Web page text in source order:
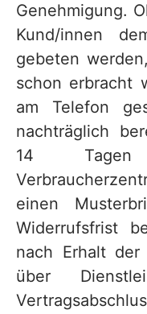
Genehmigung.
Kund/innen
gebeten
schon erbracht
am Telefon
nachträglich
14 Tagen
einen
Widerrufsfrist
nach Erhalt
über